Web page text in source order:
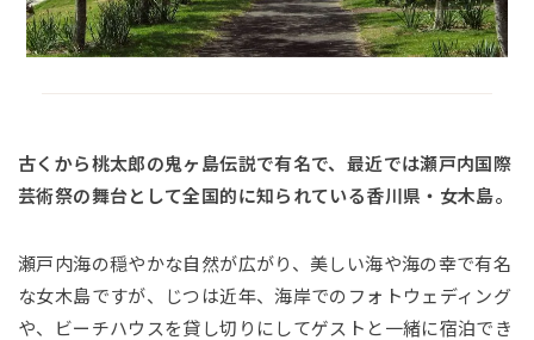
古くから桃太郎の鬼ヶ島伝説で有名で、最近では瀬戸内国際
芸術祭の舞台として全国的に知られている香川県・女木島。
瀬戸内海の穏やかな自然が広がり、美しい海や海の幸で有名
な女木島ですが、じつは近年、海岸でのフォトウェディング
や、ビーチハウスを貸し切りにしてゲストと一緒に宿泊でき